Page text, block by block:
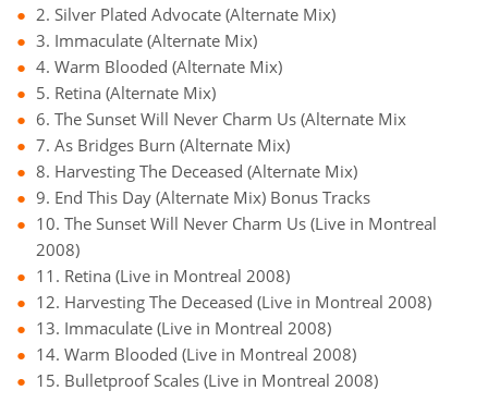
2. Silver Plated Advocate (Alternate Mix)
3. Immaculate (Alternate Mix)
4. Warm Blooded (Alternate Mix)
5. Retina (Alternate Mix)
6. The Sunset Will Never Charm Us (Alternate Mix
7. As Bridges Burn (Alternate Mix)
8. Harvesting The Deceased (Alternate Mix)
9. End This Day (Alternate Mix) Bonus Tracks
10. The Sunset Will Never Charm Us (Live in Montreal
2008)
11. Retina (Live in Montreal 2008)
12. Harvesting The Deceased (Live in Montreal 2008)
13. Immaculate (Live in Montreal 2008)
14. Warm Blooded (Live in Montreal 2008)
15. Bulletproof Scales (Live in Montreal 2008)